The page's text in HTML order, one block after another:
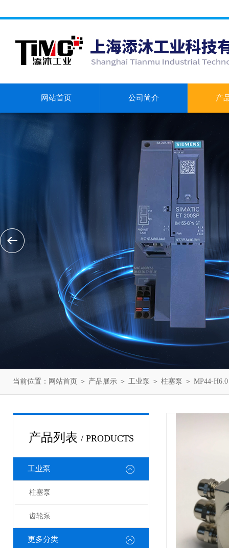
网站首页 公司简介 产
当前位置： 网站首页 ＞ 产品展示 ＞ 工业泵 ＞ 柱塞泵 ＞ MP44-
产品列表 / PRODUCTS
工业泵
柱塞泵
齿轮泵
更多分类